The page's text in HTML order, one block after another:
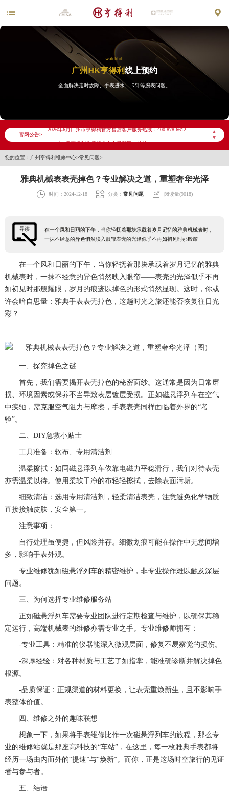
 
watchhdl
广州HK亨得利线上预约
全面解决走时故障、手表进水、卡针等腕表问题。
官网公告>
▲
▼
2026年6月广州市亨得利官方售后客户服务热线：400-878-6612
2026年6月亨得利售后服务中心最新网点地址：
您的位置： 广州亨得利维修中心>常见问题>
雅典机械表表壳掉色？专业解决之道，重塑奢华光泽
 时间：2024-12-18  分类： 常见问题  阅读量(9018)
导读
在一个风和日丽的下午，当你轻抚着那块承载着岁月记忆的雅典机械表时，
一抹不经意的异色悄然映入眼帘表壳的光泽似乎不再如初见时那般耀
在一个风和日丽的下午，当你轻抚着那块承载着岁月记忆的雅典
机械表时，一抹不经意的异色悄然映入眼帘——表壳的光泽似乎不再
如初见时那般耀眼，岁月的痕迹以掉色的形式悄然显现。这时，你或
许会暗自思量：雅典手表表壳掉色，这趟时光之旅还能否恢复往日光
彩？
一、探究掉色之谜
首先，我们需要揭开表壳掉色的秘密面纱。这通常是因为日常磨
损、环境因素或保养不当导致表层镀层受损。正如磁悬浮列车在空气
中疾驰，需克服空气阻力与摩擦，手表表壳同样面临着外界的“考
验”。
二、DIY急救小贴士
工具准备：软布、专用清洁剂
温柔擦拭：如同磁悬浮列车依靠电磁力平稳滑行，我们对待表壳
亦需温柔以待。使用柔软干净的布轻轻擦拭，去除表面污垢。
细致清洁：选用专用清洁剂，轻柔清洁表壳，注意避免化学物质
直接接触皮肤，安全第一。
注意事项：
自行处理虽便捷，但风险并存。细微划痕可能在操作中无意间增
多，影响手表外观。
专业维修犹如磁悬浮列车的精密维护，非专业操作难以触及深层
问题。
三、为何选择专业维修服务站
正如磁悬浮列车需要专业团队进行定期检查与维护，以确保其稳
定运行，高端机械表的维修亦需专业之手。专业维修师拥有：
-专业工具：精准的仪器能深入微观层面，修复不易察觉的损伤。
-深厚经验：对各种材质与工艺了如指掌，能准确诊断并解决掉色
根源。
-品质保证：正规渠道的材料更换，让表壳重焕新生，且不影响手
表整体价值。
四、维修之外的趣味联想
想象一下，如果将手表维修比作一次磁悬浮列车的旅程，那么专
业的维修站就是那座高科技的“车站”，在这里，每一枚雅典手表都将
经历一场由内而外的“提速”与“焕新”。而你，正是这场时空旅行的见证
者与参与者。
五、结语